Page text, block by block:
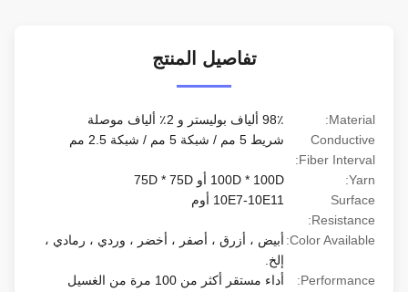
تفاصيل المنتج
Material:
Conductive
Fiber Interval:
شريط 5 مم / شبكة 5 مم / شبكة 2.5 مم
100D * 100D أو 75D * 75D
Surface
Resistance:
10E7-10E11 أوم
Color Available: أبيض ، أزرق ، أصفر ، أخضر ، وردي ، رمادي ،
Performance:
أداء مستقر أكثر من 100 مرة من الغسيل